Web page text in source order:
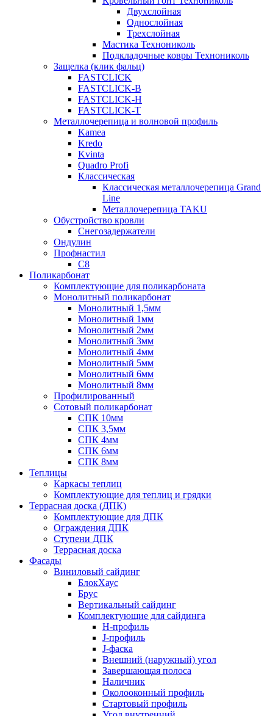
Двухслойная
Однослойная
Трехслойная
Мастика Технониколь
Подкладочные ковры Технониколь
Защелка (клик фальц)
FASTCLICK
FASTCLICK-B
FASTCLICK-H
FASTCLICK-T
Металлочерепица и волновой профиль
Kamea
Kredo
Kvinta
Quadro Profi
Классическая
Классическая металлочерепица Grand
Line
Металлочерепица TAKU
Обустройство кровли
Снегозадержатели
Ондулин
Профнастил
С8
Поликарбонат
Комплектующие для поликарбоната
Монолитный поликарбонат
Монолитный 1,5мм
Монолитный 1мм
Монолитный 2мм
Монолитный 3мм
Монолитный 4мм
Монолитный 5мм
Монолитный 6мм
Монолитный 8мм
Профилированный
Сотовый поликарбонат
СПК 10мм
СПК 3,5мм
СПК 4мм
СПК 6мм
СПК 8мм
Теплицы
Каркасы теплиц
Комплектующие для теплиц и грядки
Террасная доска (ДПК)
Комплектующие для ДПК
Ограждения ДПК
Ступени ДПК
Террасная доска
Фасады
Виниловый сайдинг
БлокХаус
Брус
Вертикальный сайдинг
Комплектующие для сайдинга
H-профиль
J-профиль
J-фаска
Внешний (наружный) угол
Завершающая полоса
Наличник
Околооконный профиль
Стартовый профиль